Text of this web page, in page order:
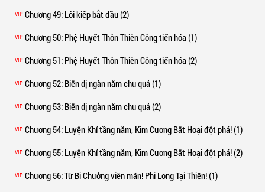
VIP Chương 49: Lôi kiếp bắt đầu (2)
VIP Chương 50: Phệ Huyết Thôn Thiên Công tiến hóa (1)
VIP Chương 51: Phệ Huyết Thôn Thiên Công tiến hóa (2)
VIP Chương 52: Biến dị ngàn năm chu quả (1)
VIP Chương 53: Biến dị ngàn năm chu quả (2)
VIP Chương 54: Luyện Khí tầng năm, Kim Cương Bất Hoại đột phá! (1)
VIP Chương 55: Luyện Khí tầng năm, Kim Cương Bất Hoại đột phá! (2)
VIP Chương 56: Từ Bi Chưởng viên mãn! Phi Long Tại Thiên! (1)